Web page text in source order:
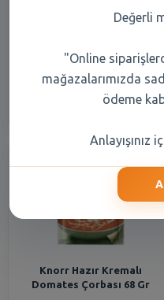
Çorbası 74 Gr
54,30 TL
Şube Seçiniz
Knorr Hazır Kremalı
Domates Çorbası 68 Gr
Değerli
"Online
mağazalarımızda
ödeme
Anlayışınız